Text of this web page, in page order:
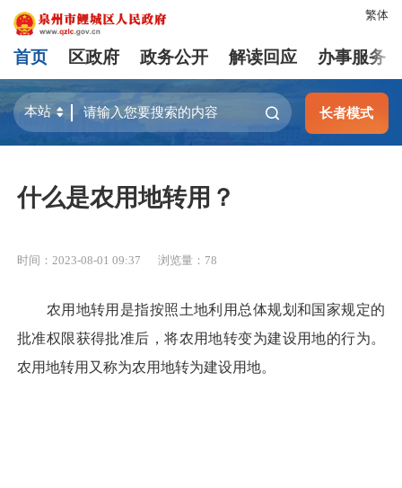
繁体
首页 区政府 政务公开 解读回应 办事服务
长者模式
什么是农用地转用？
时间：2023-08-01 09:37 浏览量： 78
农用地转用是指按照土地利用总体规划和国家规定的
批准权限获得批准后，将农用地转变为建设用地的行为。
农用地转用又称为农用地转为建设用地。